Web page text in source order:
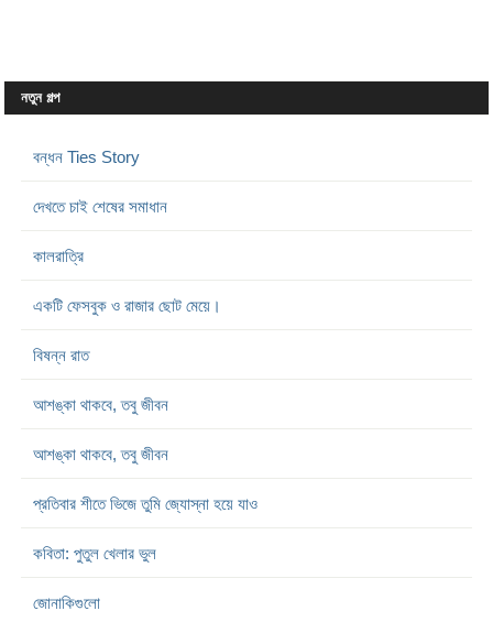
নতুন গল্প
বন্ধন Ties Story
দেখতে চাই শেষের সমাধান
কালরাত্রি
একটি ফেসবুক ও রাজার ছোট মেয়ে।
বিষন্ন রাত
আশঙ্কা থাকবে, তবু জীবন
আশঙ্কা থাকবে, তবু জীবন
প্রতিবার শীতে ভিজে তুমি জ্যোস্না হয়ে যাও
কবিতা: পুতুল খেলার ভুল
জোনাকিগুলো